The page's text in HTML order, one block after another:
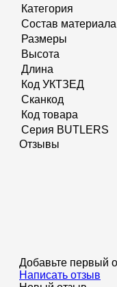
Категория
Состав материала
Размеры
Высота
Длина
Код УКТЗЕД
Сканкод
Код товара
Серия BUTLERS
Отзывы
Добавьте первый
Написать отзыв